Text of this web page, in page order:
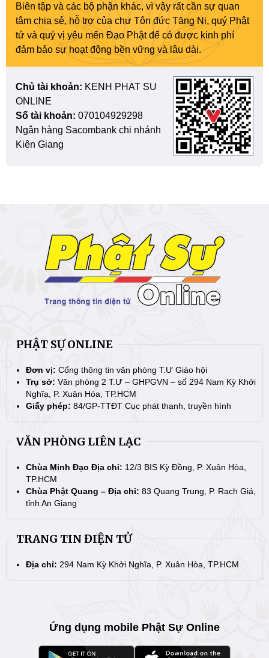
Biên tập và các bộ phận khác, vì vậy rất cần sự quan
tâm chia sẻ, hỗ trợ của chư Tôn đức Tăng Ni, quý Phật
tử và quý vị yêu mến Đạo Phật để có được kinh phí
đảm bảo sự hoạt động bền vững và lâu dài.
Chủ tài khoản: KENH PHAT SU
ONLINE
Số tài khoản: 070104929298
Ngân hàng Sacombank chi nhánh
Kiên Giang
PHẬT SỰ ONLINE
Đơn vị: Cổng thông tin văn phòng T.Ư Giáo hội
Trụ sở: Văn phòng 2 T.Ư – GHPGVN – số 294 Nam Kỳ Khởi
Nghĩa, P. Xuân Hòa, TP.HCM
Giấy phép: 84/GP-TTĐT Cục phát thanh, truyền hình
VĂN PHÒNG LIÊN LẠC
Chùa Minh Đạo Địa chỉ: 12/3 BIS Kỳ Đồng, P. Xuân Hòa,
TP.HCM
Chùa Phật Quang – Địa chỉ: 83 Quang Trung, P. Rạch Giá,
tỉnh An Giang
TRANG TIN ĐIỆN TỬ
Địa chỉ: 294 Nam Kỳ Khởi Nghĩa, P. Xuân Hòa, TP.HCM
Ứng dụng mobile Phật Sự Online